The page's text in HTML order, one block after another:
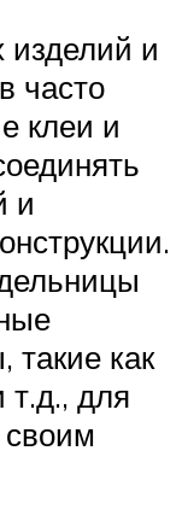
и
часто
клеи и
и
такие как
т.д., для